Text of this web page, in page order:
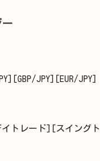
ー
JPY][EUR/JPY]
トレード][スイング